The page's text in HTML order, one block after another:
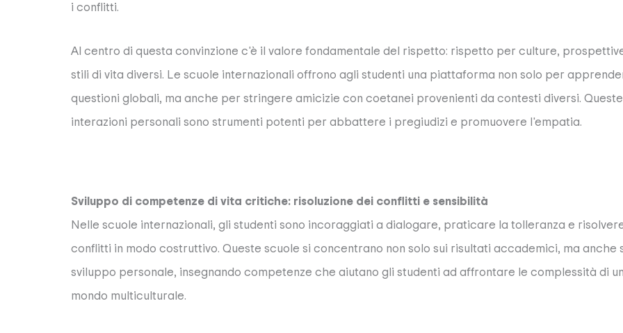
i conflitti.
Al centro di questa convinzione c'è il valore fondamentale del rispetto: rispetto per culture,
stili di vita diversi. Le scuole internazionali offrono agli studenti una piattaforma non solo per
questioni globali, ma anche per stringere amicizie con coetanei provenienti da contesti diversi. Queste
interazioni personali sono strumenti potenti per abbattere i pregiudizi e promuovere l'empatia.
Sviluppo di competenze di vita critiche: risoluzione dei conflitti e sensibilità
Nelle scuole internazionali, gli studenti sono incoraggiati a dialogare, praticare la tolleranza e
conflitti in modo costruttivo. Queste scuole si concentrano non solo sui risultati accademici, ma anche
sviluppo personale, insegnando competenze che aiutano gli studenti ad affrontare le complessità di un
mondo multiculturale.